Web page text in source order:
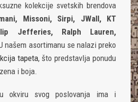
kolekcije svetskih brendova
Missoni, Sirpi, JWall, KT
Jefferies, Ralph Lauren,
našem asortimanu se nalazi preko
tapeta, što predstavlja ponudu
i boja.
okviru svog poslovanja ima i